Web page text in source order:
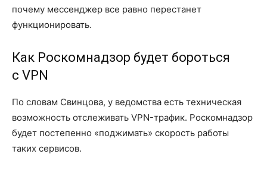
почему мессенджер все равно перестанет
функционировать.
Как Роскомнадзор будет бороться
с VPN
По словам Свинцова, у ведомства есть техническая
возможность отслеживать VPN-трафик. Роскомнадзор
будет постепенно «поджимать» скорость работы
таких сервисов.